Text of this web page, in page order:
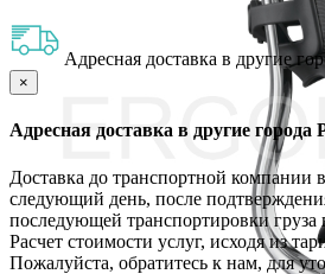
Адресная доставка в другие
×
Адресная доставка в другие города
Доставка до транспортной компании
следующий день, после
последующей транспортировки
Расчет стоимости услуг, исходя из
Пожалуйста, обратитесь к нам, для